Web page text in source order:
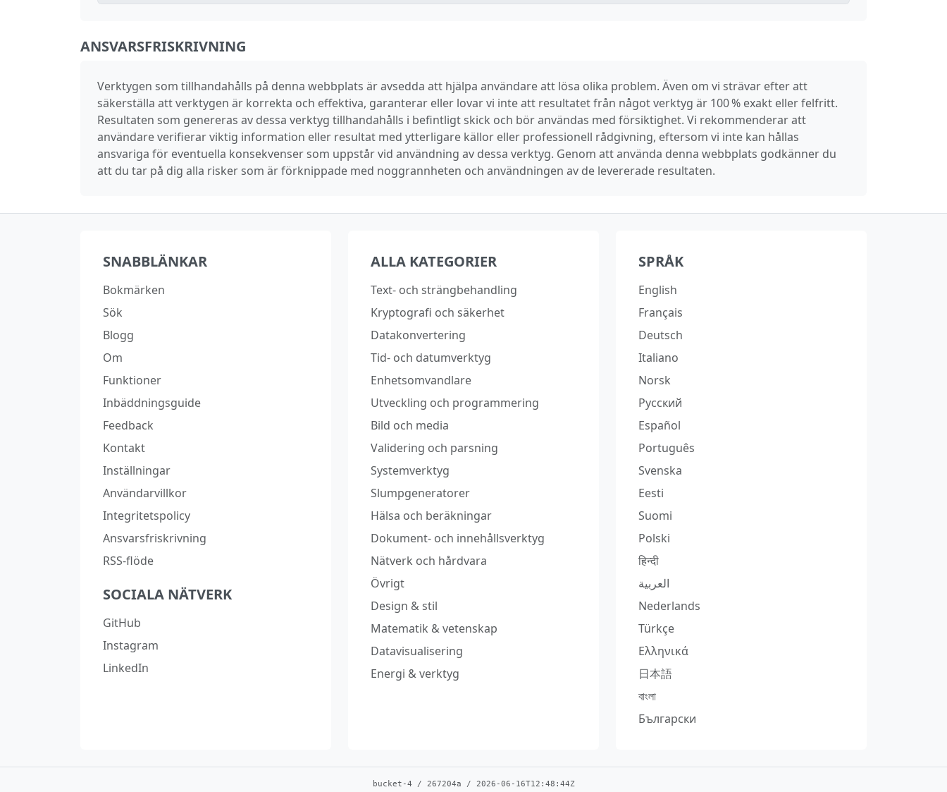
ANSVARSFRISKRIVNING
Verktygen som tillhandahålls på denna webbplats är avsedda att hjälpa användare att lösa olika problem. Även om vi strävar efter att
säkerställa att verktygen är korrekta och effektiva, garanterar eller lovar vi inte att resultatet från något verktyg är 100 % exakt eller felfritt.
Resultaten som genereras av dessa verktyg tillhandahålls i befintligt skick och bör användas med försiktighet. Vi rekommenderar att
användare verifierar viktig information eller resultat med ytterligare källor eller professionell rådgivning, eftersom vi inte kan hållas
ansvariga för eventuella konsekvenser som uppstår vid användning av dessa verktyg. Genom att använda denna webbplats godkänner du
att du tar på dig alla risker som är förknippade med noggrannheten och användningen av de levererade resultaten.
SNABBLÄNKAR
Bokmärken
Sök
Blogg
Om
Funktioner
Inbäddningsguide
Feedback
Kontakt
Inställningar
Användarvillkor
Integritetspolicy
Ansvarsfriskrivning
RSS-flöde
SOCIALA NÄTVERK
GitHub
Instagram
LinkedIn
ALLA KATEGORIER
Text‑ och strängbehandling
Kryptografi och säkerhet
Datakonvertering
Tid‑ och datumverktyg
Enhetsomvandlare
Utveckling och programmering
Bild och media
Validering och parsning
Systemverktyg
Slumpgeneratorer
Hälsa och beräkningar
Dokument‑ och innehållsverktyg
Nätverk och hårdvara
Övrigt
Design & stil
Matematik & vetenskap
Datavisualisering
Energi & verktyg
SPRÅK
English
Français
Deutsch
Italiano
Norsk
Русский
Español
Português
Svenska
Eesti
Suomi
Polski
हिन्दी
العربية
Nederlands
Türkçe
Ελληνικά
日本語
বাংলা
Български
bucket-4 / 267204a / 2026-06-16T12:48:44Z